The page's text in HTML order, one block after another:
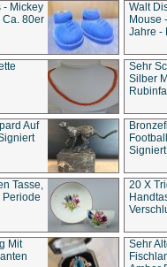
- Mickey
Ca. 80er
Walt
Mouse
Jahre -
Sehr
Silber
Auf
Tasse,
Periode
20 X
Mit
Sehr